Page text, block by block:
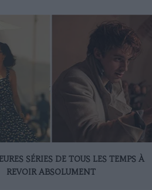
SÉRIES DE TOUS LES TEMPS À
REVOIR ABSOLUMENT